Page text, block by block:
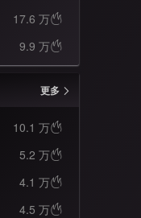
17.6 万
9.9 万
更多
10.1 万
5.2 万
4.1 万
4.5 万